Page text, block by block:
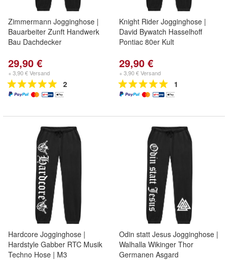
Zimmermann Jogginghose |
Bauarbeiter Zunft Handwerk
Bau Dachdecker
29,90 €
+ 3,90 € Versand
2
Knight Rider Jogginghose |
David Bywatch Hasselhoff
Pontiac 80er Kult
29,90 €
+ 3,90 € Versand
1
Hardcore Jogginghose |
Hardstyle Gabber RTC Musik
Techno Hose | M3
Odin statt Jesus Jogginghose |
Walhalla Wikinger Thor
Germanen Asgard